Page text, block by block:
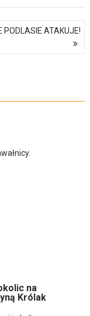
PODLASIE ATAKUJE!
na
Królak